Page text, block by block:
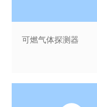
可燃气体探测器